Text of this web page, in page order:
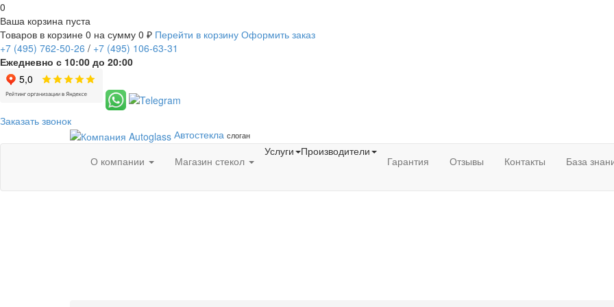
0
Ваша корзина пуста
Товаров в корзине 0 на сумму 0 ₽ Перейти в корзину Оформить заказ
+7 (495) 762-50-26 / +7 (495) 106-63-31
Ежедневно с 10:00 до 20:00
Заказать звонок
Автостекла слоган
О компании Магазин стекол
Услуги Производители
Гарантия Отзывы Контакты База